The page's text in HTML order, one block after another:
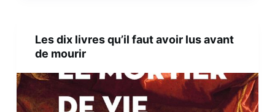
Les dix livres qu’il faut avoir lus avant
de mourir